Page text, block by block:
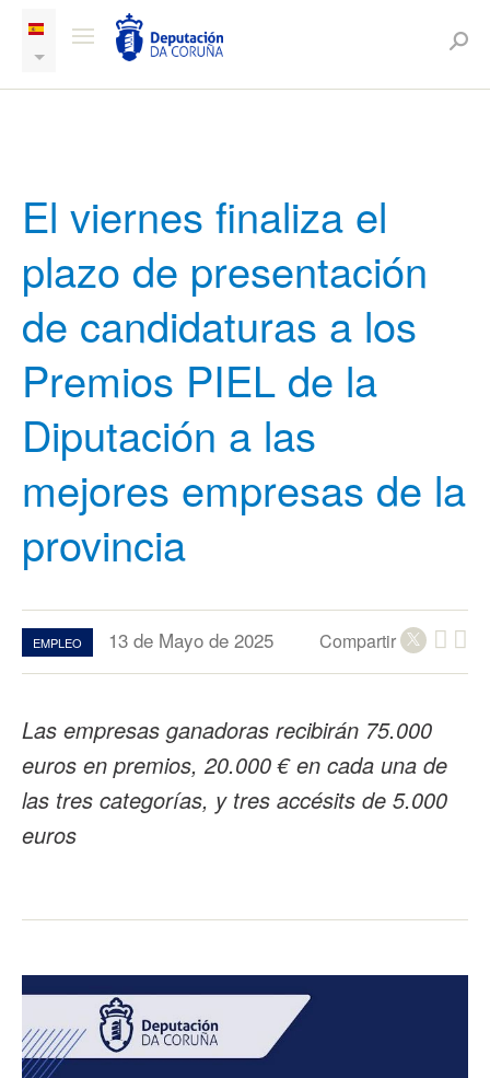
El viernes finaliza el
plazo de presentación
de candidaturas a los
Premios PIEL de la
Diputación a las
mejores empresas de la
provincia
EMPLEO 13 de Mayo de 2025 Compartir
Las empresas ganadoras recibirán 75.000
euros en premios, 20.000 € en cada una de
las tres categorías, y tres accésits de 5.000
euros